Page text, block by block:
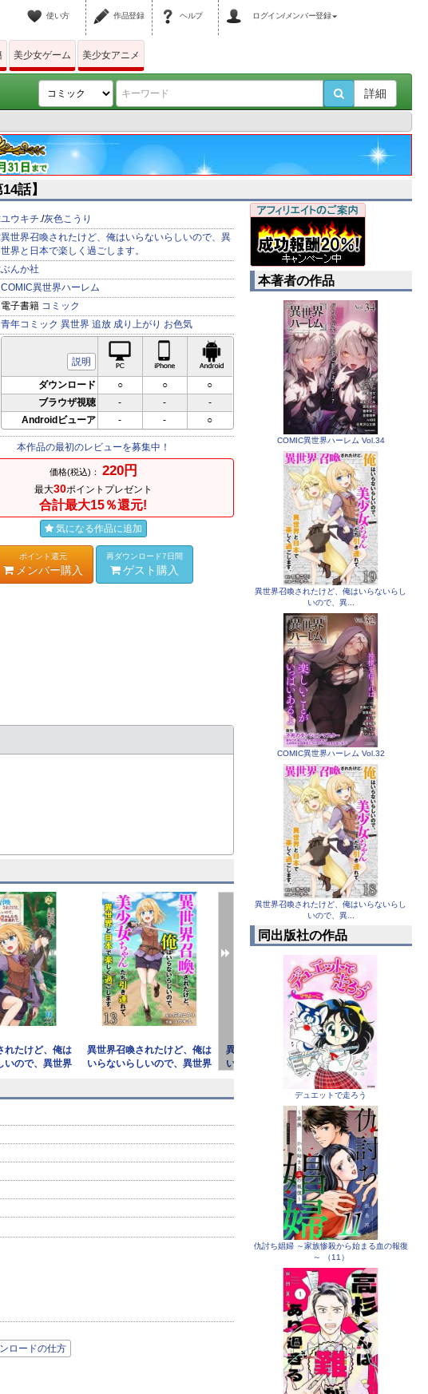
使い方 作品登録 ヘルプ ログイン/メンバー登録
美少女ゲーム 美少女アニメ
詳細
話】
ユウキチ./灰色こうり
異世界召喚されたけど、俺はいらないらしいので、異
世界と日本で楽しく過ごします。
ぶんか社
COMIC異世界ハーレム
電子書籍 コミック
青年コミック 異世界 追放 成り上がり お色気
説明
PC対応 iPhone対応
ダウンロード ○ ○
○
ブラウザ視聴
- -
-
Androidビューア
- - ○
本作品の最初のレビューを募集中！
価格(税込)： 220円
最大30ポイントプレゼント
合計最大15％還元!
気になる作品に追加
ポイント還元
メンバー購入
再ダウンロード7日間
ゲスト購入
されてしまう。
れたけど、俺は
いので、異世界
異世界召喚されたけど、俺は
いらないらしいので、異世界
異世界召喚されたけど、俺は
いらないらしいので、異世界
と日本で
異世界召喚さ
いらないらし
ロードの仕方
本著者の作品
COMIC異世界ハーレム Vol.34
異世界召喚されたけど、俺はいらないらし
いので、異...
COMIC異世界ハーレム Vol.32
異世界召喚されたけど、俺はいらないらし
いので、異...
同出版社の作品
デュエットで走ろう
仇討ち娼婦 ～家族惨殺から始まる血の報復
～ （11）